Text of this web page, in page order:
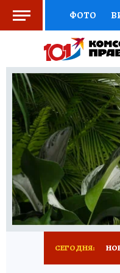
ФОТО
ВЫБОР
КНИЖНАЯ
ПРЕСС-
РАДИО КП
СЕГОДНЯ: